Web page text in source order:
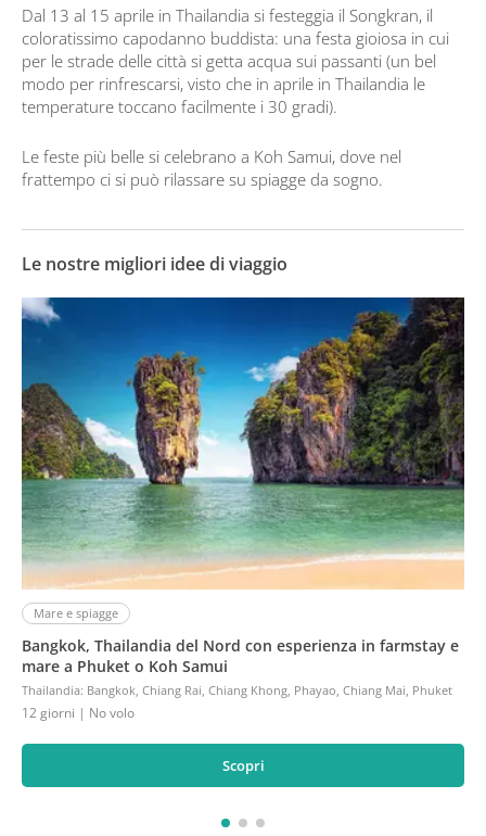
Dal 13 al 15 aprile in Thailandia si festeggia il Songkran, il
coloratissimo capodanno buddista: una festa gioiosa in cui
per le strade delle città si getta acqua sui passanti (un bel
modo per rinfrescarsi, visto che in aprile in Thailandia le
temperature toccano facilmente i 30 gradi).
Le feste più belle si celebrano a Koh Samui, dove nel
frattempo ci si può rilassare su spiagge da sogno.
Le nostre migliori idee di viaggio
Mare e spiagge
Bangkok, Thailandia del Nord con esperienza in farmstay e
mare a Phuket o Koh Samui
Thailandia: Bangkok, Chiang Rai, Chiang Khong, Phayao, Chiang Mai, Phuket
12 giorni | No volo
Scopri